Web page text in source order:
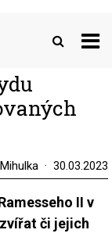
30.03.2023
II v
či jejich